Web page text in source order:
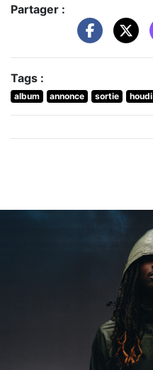
Partager :
Tags :
album annonce sortie houdi